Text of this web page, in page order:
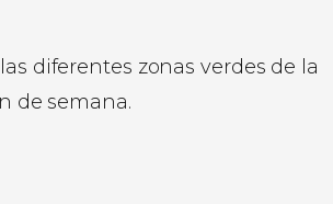
diferentes zonas verdes de la
de semana.